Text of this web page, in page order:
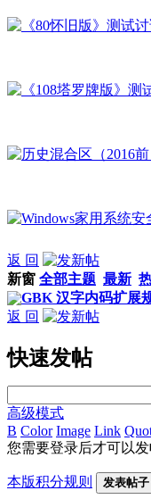
返 回
新窗 全部主题 最新
GBK 汉字内码扩展
返 回
快速发帖
高级模式
B Color Image Link
您需要登录后才可以
本版积分规则 发表帖子